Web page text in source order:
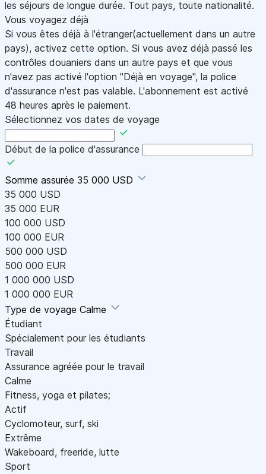
les séjours de longue durée. Tout pays, toute nationalité.
Vous voyagez déjà
Si vous êtes déjà à l'étranger(actuellement dans un autre
pays), activez cette option. Si vous avez déjà passé les
contrôles douaniers dans un autre pays et que vous
n'avez pas activé l'option "Déjà en voyage", la police
d'assurance n'est pas valable. L'abonnement est activé
48 heures après le paiement.
Sélectionnez vos dates de voyage
Début de la police d'assurance
Somme assurée 35 000 USD
35 000 USD
35 000 EUR
100 000 USD
100 000 EUR
500 000 USD
500 000 EUR
1 000 000 USD
1 000 000 EUR
Type de voyage Calme
Étudiant
Spécialement pour les étudiants
Travail
Assurance agréée pour le travail
Calme
Fitness, yoga et pilates;
Actif
Cyclomoteur, surf, ski
Extrême
Wakeboard, freeride, lutte
Sport